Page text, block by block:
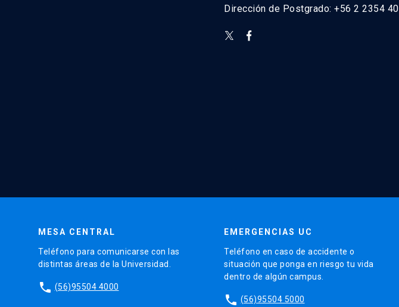
Dirección de Postgrado: +56 2 2354
MESA CENTRAL
Teléfono para comunicarse con las
distintas áreas de la Universidad.
phone (56)95504 4000
EMERGENCIAS UC
Teléfono en caso de accidente o
situación que ponga en riesgo tu vida
dentro de algún campus.
phone (56)95504 5000